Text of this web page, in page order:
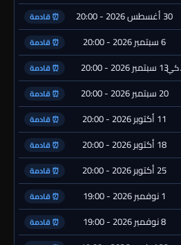
30 أغسطس 2026 - 20:00 ⏰ قادمة
6 سبتمبر 2026 - 20:00 ⏰ قادمة
13 سبتمبر 2026 - 20:00 ⏰ قادمة
20 سبتمبر 2026 - 20:00 ⏰ قادمة
11 أكتوبر 2026 - 20:00 ⏰ قادمة
18 أكتوبر 2026 - 20:00 ⏰ قادمة
25 أكتوبر 2026 - 20:00 ⏰ قادمة
1 نوفمبر 2026 - 19:00 ⏰ قادمة
8 نوفمبر 2026 - 19:00 ⏰ قادمة